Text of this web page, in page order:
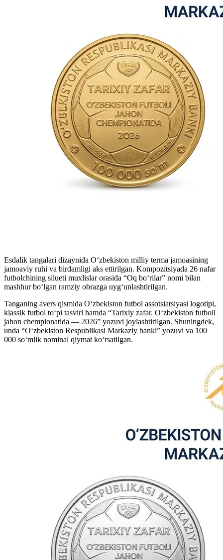
Esdalik tangalari dizaynida O‘zbekiston milliy terma jamoasining
jamoaviy ruhi va birdamligi aks ettirilgan. Kompozitsiyada 26 nafar
futbolchining silueti muxlislar orasida “Oq bo‘rilar” nomi bilan
mashhur bo‘lgan ramziy obrazga uyg‘unlashtirilgan.
Tanganing avers qismida O‘zbekiston futbol assotsiatsiyasi logotipi,
klassik futbol to‘pi tasviri hamda “Tarixiy zafar. O‘zbekiston futboli
jahon chempionatida — 2026” yozuvi joylashtirilgan. Shuningdek,
unda “O‘zbekiston Respublikasi Markaziy banki” yozuvi va 100
000 so‘mlik nominal qiymat ko‘rsatilgan.